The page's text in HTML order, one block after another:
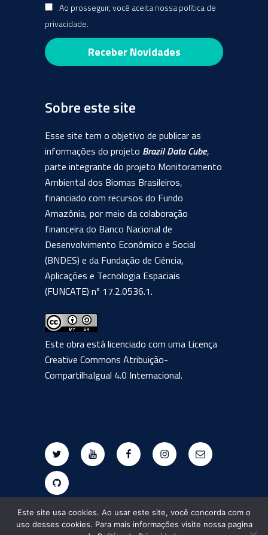
Ao prosseguir, você aceita nossa política de
privacidade.
Sobre este site
Esse site tem o objetivo de publicar as
informações do projeto Brazil Data Cube,
parte integrante do projeto Monitoramento
Ambiental dos Biomas Brasileiros,
financiado com recursos do Fundo
Amazônia, por meio da colaboração
financeira do Banco Nacional de
Desenvolvimento Econômico e Social
(BNDES) e da Fundação de Ciência,
Aplicações e Tecnologia Espaciais
(FUNCATE) nº 17.2.0536.1.
Este obra está licenciado com uma Licença
Creative Commons Atribuição-
CompartilhaIgual 4.0 Internacional.
Twitter Youtube FacebookInstagramE-
mail
Github
Este site usa cookies. Ao usar este site, você concorda com o
uso desses cookies. Para mais informações visite nossa pagina